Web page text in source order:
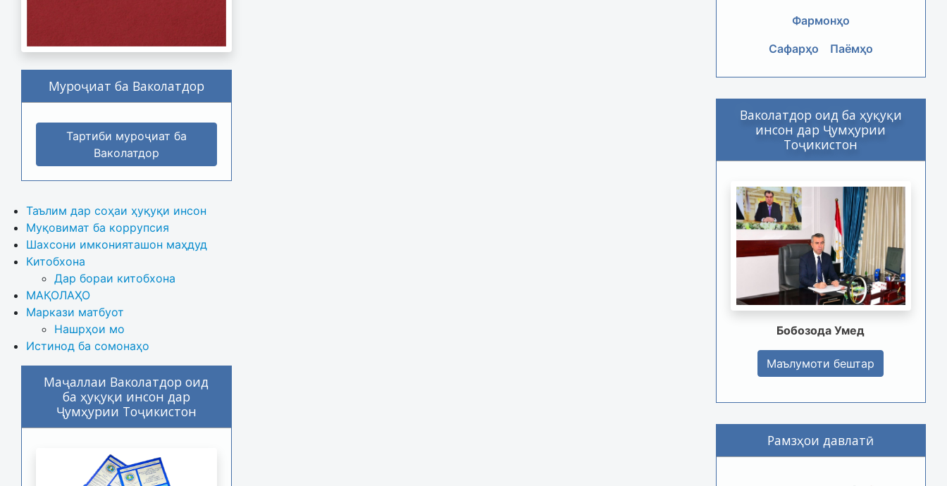
Муроҷиат ба Ваколатдор
Тартиби муроҷиат ба
Ваколатдор
Таълим дар соҳаи ҳуқуқи инсон
Муқовимат ба коррупсия
Шахсони имконияташон маҳдуд
Китобхона
Дар бораи китобхона
МАҚОЛАҲО
Маркази матбуот
Нашрҳои мо
Истинод ба сомонаҳо
Маҷаллаи Ваколатдор оид
ба ҳуқуқи инсон дар
Ҷумҳурии Тоҷикистон
Фармонҳо
Сафарҳо
Паёмҳо
Ваколатдор оид ба ҳуқуқи
инсон дар Ҷумҳурии
Тоҷикистон
Бобозода Умед
Маълумоти бештар
Рамзҳои давлатӣ